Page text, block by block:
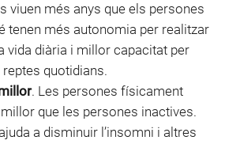
viuen més anys que els persones
tenen més autonomia per realitzar
vida diària i millor capacitat per
quotidians.
. Les persones físicament
que les persones inactives.
a disminuir l’insomni i altres